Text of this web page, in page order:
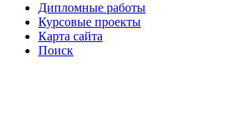
Дипломные работы
Курсовые проекты
Карта сайта
Поиск